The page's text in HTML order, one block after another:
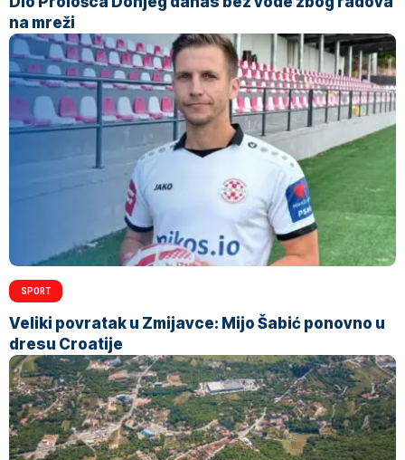
na mreži
SPORT
Veliki povratak u Zmijavce: Mijo Šabić ponovno u
dresu Croatije